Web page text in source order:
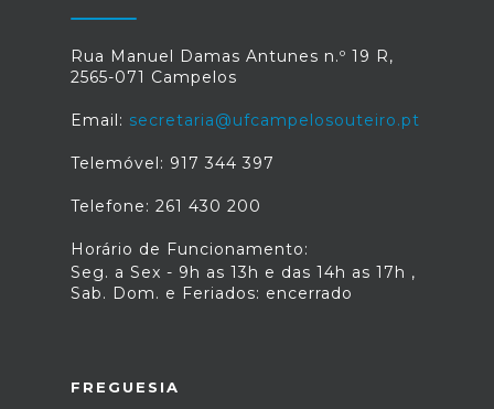
Rua Manuel Damas Antunes n.º 19 R,
2565-071 Campelos
Email: secretaria@ufcampelosouteiro.pt
Telemóvel: 917 344 397
Telefone: 261 430 200
Horário de Funcionamento:
Seg. a Sex - 9h as 13h e das 14h as 17h ,
Sab. Dom. e Feriados: encerrado
FREGUESIA